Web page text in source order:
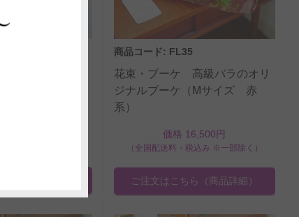
高級バラのオリ
おまかせ Sサ
込み ※一部除く）
商品コード: FL35
花束・ブーケ 高級バラのオリ
ジナルブーケ（Mサイズ 赤
系）
価格 16,500円
（全国配送料・税込み ※一部除く）
ご注文はこちら （商品詳細）